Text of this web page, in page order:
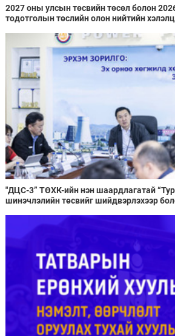
2027 оны улсын төсвийн төсөл болон
тодотголын төслийн олон нийтийн
"ДЦС-3” ТӨХК-ийн нэн шаардлагатай
шинэчлэлийн төсвийг шийдвэрлэхээр